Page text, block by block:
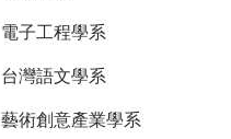
電子工程學系
台灣語文學系
藝術創意產業學系